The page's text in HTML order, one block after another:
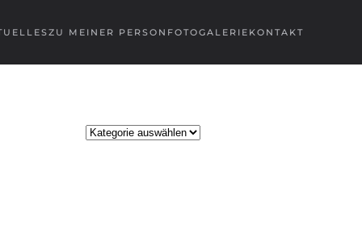
ZU MEINER PERSON FOTOGALERIE KONTAKT
Kategorien